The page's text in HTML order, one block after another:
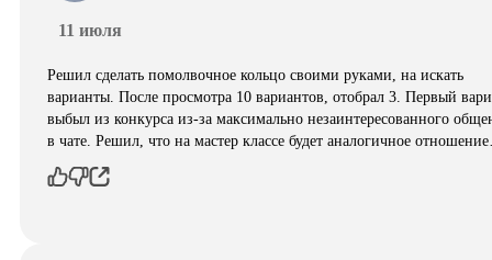
11 июля
Решил сделать помолвочное кольцо своими руками, на искать
варианты. После просмотра 10 вариантов, отобрал 3. Первый
выбыл из конкурса из-за максимально незаинтересованного
в чате. Решил, что на мастер классе будет аналогичное